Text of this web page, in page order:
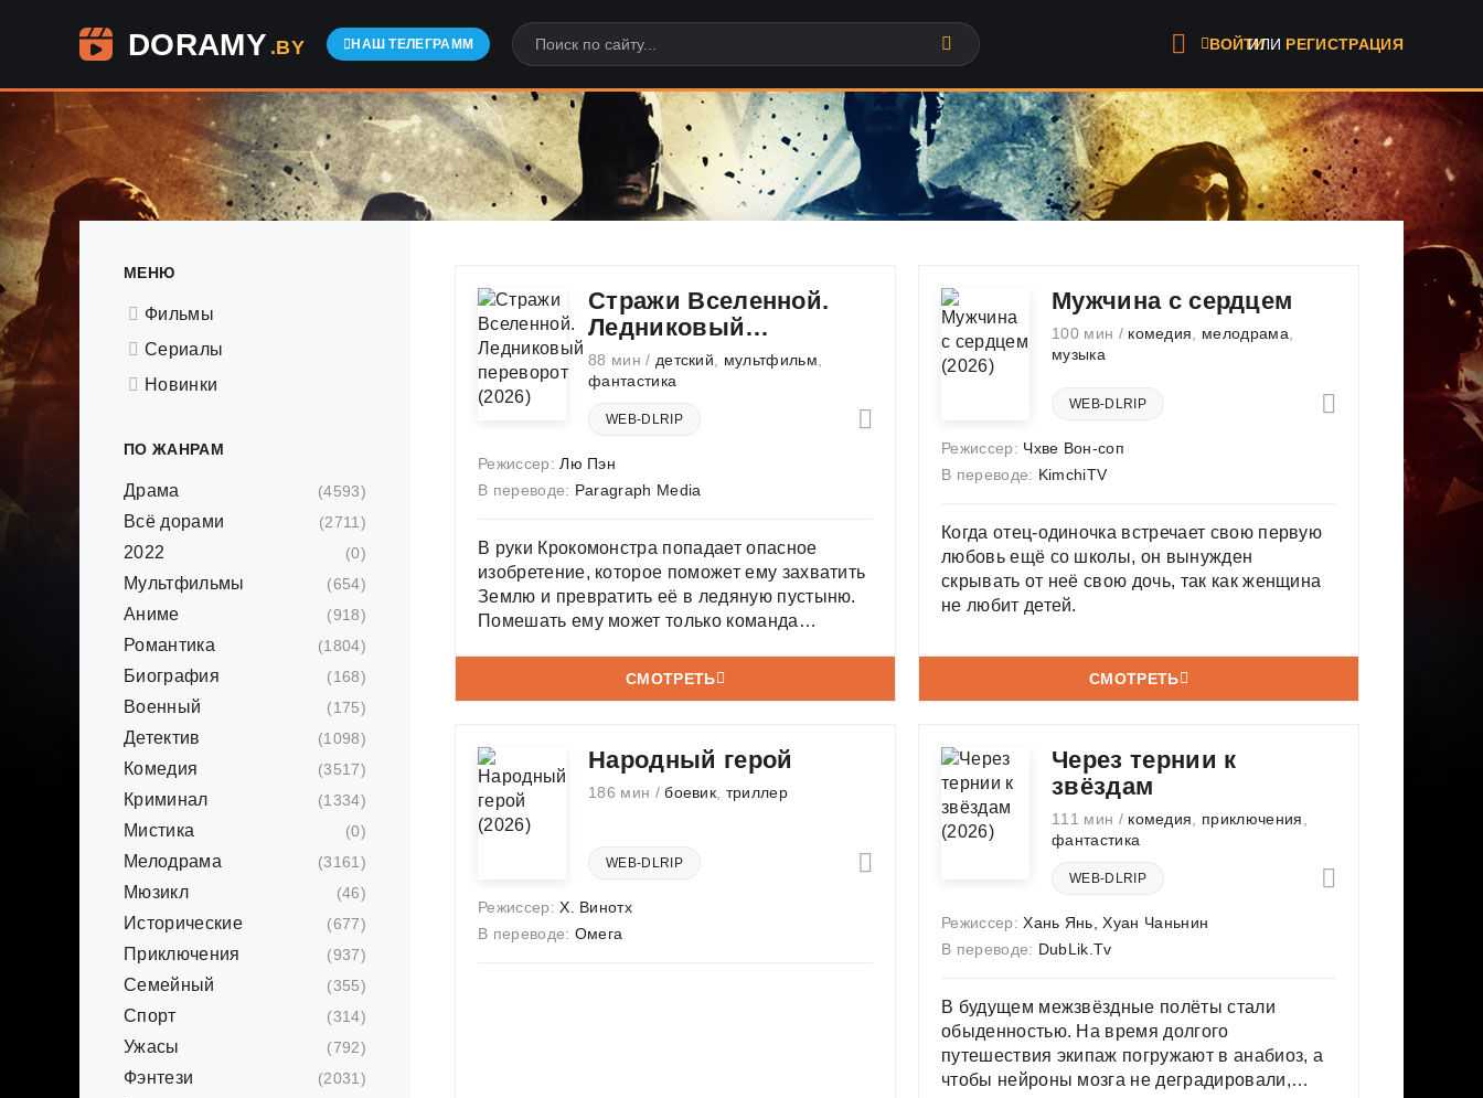
DORAMY .BY НАШ ТЕЛЕГРАММ ВОЙТИИЛИ РЕГИСТРАЦИЯ
Стражи Вселенной.
Ледниковый
переворот
88 мин / детский мультфильм
фантастика
WEB-DLRIP
Режиссер: Лю Пэн
В переводе: Paragraph Media
В руки Крокомонстра попадает опасное
изобретение, которое поможет ему захватить
Землю и превратить её в ледяную пустыню.
Помешать ему может только команда
кризис, а её члены теряют уверенность в
СМОТРЕТЬ
Мужчина с сердцем
100 мин / комедия мелодрама
музыка
WEB-DLRIP
Режиссер: Чхве Вон-соп
В переводе: KimchiTV
Когда отец-одиночка встречает свою первую
любовь ещё со школы, он вынужден
скрывать от неё свою дочь, так как женщина
не любит детей.
СМОТРЕТЬ
Народный герой
186 мин /боевик триллер
WEB-DLRIP
Режиссер: Х. Винотх
В переводе: Омега
Через тернии к
звёздам
111 мин / комедия приключения
фантастика
WEB-DLRIP
Режиссер: Хань Янь ,Хуан Чаньнин
В переводе: DubLik.Tv
В будущем межзвёздные полёты стали
обыденностью. На время долгого
путешествия экипаж погружают в анабиоз, а
чтобы нейроны мозга не деградировали,
МЕНЮ
Фильмы
Сериалы
Новинки
ПО ЖАНРАМ
Драма (4593)
Всё дорами (2711)
2022 (0)
Мультфильмы (654)
Аниме (918)
Романтика (1804)
Биография (168)
Военный (175)
Детектив (1098)
Комедия (3517)
Криминал (1334)
Мистика (0)
Мелодрама (3161)
Мюзикл (46)
Исторические (677)
Приключения (937)
Семейный (355)
Спорт (314)
Ужасы (792)
Фэнтези (2031)